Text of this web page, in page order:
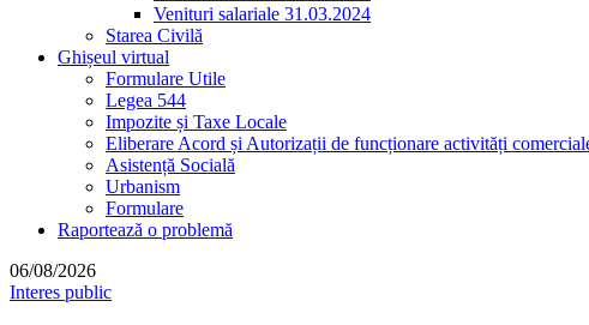
Venituri salariale 31.03.2024
Starea Civilă
Ghișeul virtual
Formulare Utile
Legea 544
Impozite și Taxe Locale
Eliberare Acord și Autorizații de funcționare activități
Asistență Socială
Urbanism
Formulare
Raportează o problemă
06/08/2026
Interes public